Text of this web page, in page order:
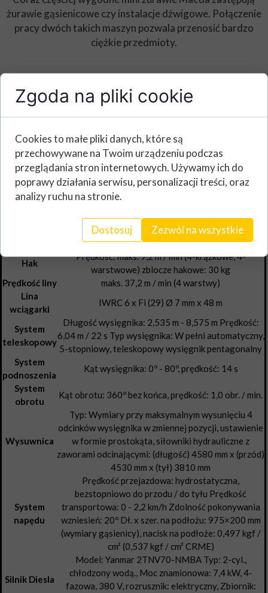
żurawie gąsienicowe czy instalacje dźwigowe. Połączenie
pracy dwóch takich maszyn pozwala przenosić bardzo
ciężkie przedmioty.
Udźwig
maks. 2,82 t x 1,4 m
roboczy
maks. 8,205 m x 150 kg
Wysokość
maks. 2750 x 750 x 1470 mm
MC 285 CRME: 2120 kg
Hak
Prędkość: maks. 9,2 m / min (4-krążkowe, 4-
warstwowe) zblocze hakowe: 30 kg
Prędkość liny
maks. 37,2 m / min (4 warstwy)
Lina
wciągarki
IWRC 6 x Fi (29) Ø 7 mm x 48 m
System
teleskopowy
Długość wysięgnika: 2,535 m - 8,575 m Prędkość:
6,04 m / 22 s Typ wysięgnika: W pełni automatyczny,
5-stopniowy, teleskopowy wysięgnik pentagonalny
System
podnoszenia
Kąt wysięgnika: 0º - 80º, prędkość: 14 s
System
obrotu
Kąt obrotu: 360º bez końca, prędkość: 1,0 obr. / min.
Wysuwnica
Typ: Wymiary przy maksymalnym wysunięciu 4
odcinków wysięgnika w zmiennej pozycji, ustawienie
w formie prostokąta, siłowniki hydrauliczne z
zaworami odcinającymi: (długość) 4580 mm x (przód)
4530 mm x (tył) 3810 mm
System
napędu
Prędkość przejazdowa: hydrostatyczna,
bezstopniowo do przodu / do tyłu Prędkość
transportowa: 0 - 2,2 km/h Zdolność pokonywania
wzniesień: 20º Dł. x szer. na podłożu: 975×200 mm
(wymiary gąsienicy), nacisk na podłoże: 0,497 kgf /
cm² (0,537 kgf / cm² CRME)
Silnik Diesla
Model: Yanmar 2TNV70-NMBA Typ: 2-cyl.,
chłodzony wodą., Moc znamionowa: 7,4 kW, 4-
fazowa, 380 V, rozrusznik: elektryczny, Zbiornik:
Zgoda na pliki cookie
Cookies to małe pliki danych, które są
przechowywane na Twoim urządzeniu podczas
przeglądania stron internetowych. Używamy ich do
poprawy działania serwisu, personalizacji treści, oraz
analizy ruchu na stronie.
Dostosuj Zezwól na wszystkie